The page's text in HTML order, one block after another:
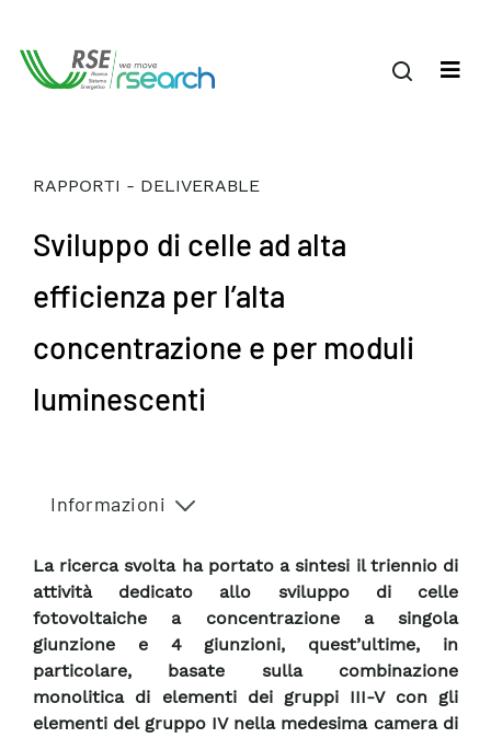
RAPPORTI - DELIVERABLE
Sviluppo di celle ad alta
efficienza per l’alta
concentrazione e per moduli
luminescenti
Informazioni
La ricerca svolta ha portato a sintesi il triennio di
attività dedicato allo sviluppo di celle
fotovoltaiche a concentrazione a singola
giunzione e 4 giunzioni, quest’ultime, in
particolare, basate sulla combinazione
monolitica di elementi dei gruppi III-V con gli
elementi del gruppo IV nella medesima camera di